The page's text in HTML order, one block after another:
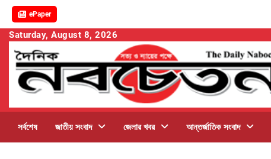
ePaper
Skip
content
Saturday, August 8, 2026
সর্বশেষ জাতীয় সংবাদ জেলার খবর আন্তর্জাতিক সংবাদ